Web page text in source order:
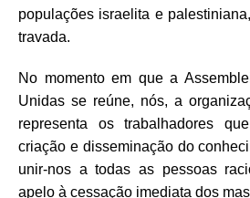
populações israelita e
travada.
No momento em que a
Unidas se reúne, nós, a
representa os trabalhadores
criação e disseminação do
unir-nos a todas as pessoas
apelo à cessação imediata dos